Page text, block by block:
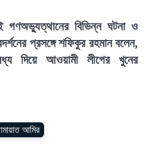
গণঅভ্যুত্থানের বিভিন্ন ঘটনা ও
প্রসঙ্গে শফিকুর রহমান বলেন,
দিয়ে আওয়ামী লীগের খুনের
আমির